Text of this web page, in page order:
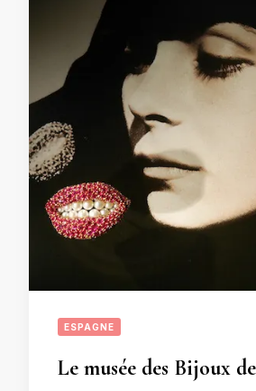
ESPAGNE
Le musée des Bijoux